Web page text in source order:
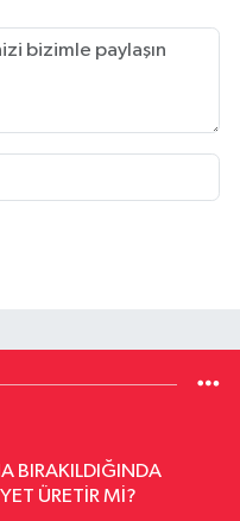
BIRAKILDIĞINDA
ÜRETİR Mİ?